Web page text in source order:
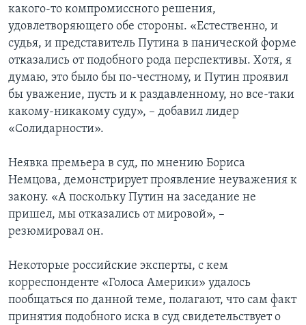
какого-то компромиссного решения,
удовлетворяющего обе стороны. «Естественно, и
судья, и представитель Путина в панической форме
отказались от подобного рода перспективы. Хотя, я
думаю, это было бы по-честному, и Путин проявил
бы уважение, пусть и к раздавленному, но все-таки
какому-никакому суду», – добавил лидер
«Солидарности».
Неявка премьера в суд, по мнению Бориса
Немцова, демонстрирует проявление неуважения к
закону. «А поскольку Путин на заседание не
пришел, мы отказались от мировой», –
резюмировал он.
Некоторые российские эксперты, с кем
корреспонденте «Голоса Америки» удалось
пообщаться по данной теме, полагают, что сам факт
принятия подобного иска в суд свидетельствует о